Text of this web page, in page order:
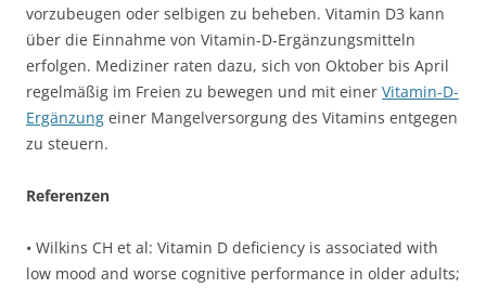
vorzubeugen oder selbigen zu beheben. Vitamin D3 kann
über die Einnahme von Vitamin-D-Ergänzungsmitteln
erfolgen. Mediziner raten dazu, sich von Oktober bis April
regelmäßig im Freien zu bewegen und mit einer Vitamin-D-
Ergänzung einer Mangelversorgung des Vitamins entgegen
zu steuern.
Referenzen
• Wilkins CH et al: Vitamin D deficiency is associated with
low mood and worse cognitive performance in older adults;